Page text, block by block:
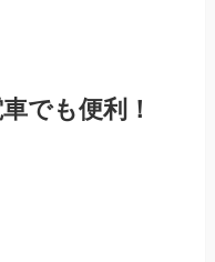
でも便利！